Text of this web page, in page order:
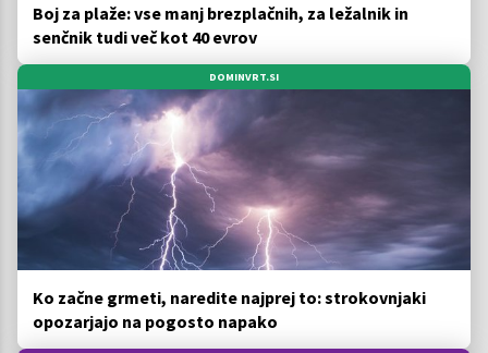
Boj za plaže: vse manj brezplačnih, za ležalnik in
senčnik tudi več kot 40 evrov
DOMINVRT.SI
Ko začne grmeti, naredite najprej to: strokovnjaki
opozarjajo na pogosto napako